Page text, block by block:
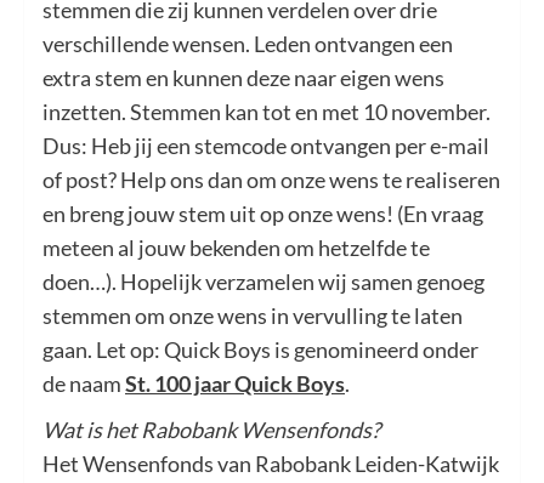
stemmen die zij kunnen verdelen over drie
verschillende wensen. Leden ontvangen een
extra stem en kunnen deze naar eigen wens
inzetten. Stemmen kan tot en met 10 november.
Dus: Heb jij een stemcode ontvangen per e-mail
of post? Help ons dan om onze wens te realiseren
en breng jouw stem uit op onze wens! (En vraag
meteen al jouw bekenden om hetzelfde te
doen…). Hopelijk verzamelen wij samen genoeg
stemmen om onze wens in vervulling te laten
gaan. Let op: Quick Boys is genomineerd onder
de naamSt. 100 jaar Quick Boys.
Wat is het Rabobank Wensenfonds?
Het Wensenfonds van Rabobank Leiden-Katwijk